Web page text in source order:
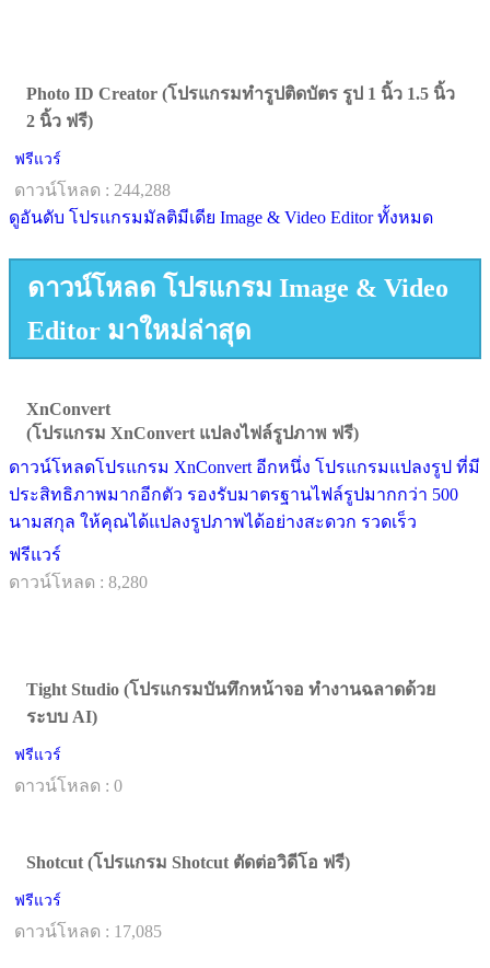
Photo ID Creator (โปรแกรมทำรูปติดบัตร รูป 1 นิ้ว 1.5 นิ้ว
2 นิ้ว ฟรี)
ฟรีแวร์
ดาวน์โหลด : 244,288
ดูอันดับ โปรแกรมมัลติมีเดีย Image & Video Editor ทั้งหมด
ดาวน์โหลด โปรแกรม Image & Video
Editor มาใหม่ล่าสุด
XnConvert
(โปรแกรม XnConvert แปลงไฟล์รูปภาพ ฟรี)
ดาวน์โหลดโปรแกรม XnConvert อีกหนึ่ง โปรแกรมแปลงรูป ที่มี
ประสิทธิภาพมากอีกตัว รองรับมาตรฐานไฟล์รูปมากกว่า 500
นามสกุล ให้คุณได้แปลงรูปภาพได้อย่างสะดวก รวดเร็ว
ฟรีแวร์
ดาวน์โหลด : 8,280
Tight Studio (โปรแกรมบันทึกหน้าจอ ทำงานฉลาดด้วย
ระบบ AI)
ฟรีแวร์
ดาวน์โหลด : 0
Shotcut (โปรแกรม Shotcut ตัดต่อวิดีโอ ฟรี)
ฟรีแวร์
ดาวน์โหลด : 17,085